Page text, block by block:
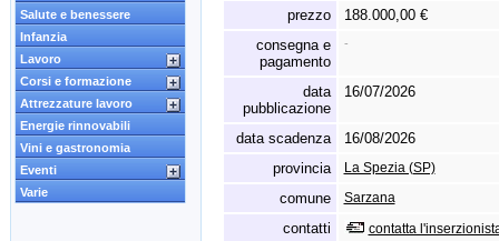
Salute e benessere
Infanzia
Lavoro
Corsi e formazione
Attrezzature lavoro
Energie rinnovabili
Vini e gastronomia
Eventi
Varie
prezzo
188.000,00 €
consegna e
pagamento
-
data
pubblicazione
16/07/2026
data scadenza
16/08/2026
provincia
La Spezia (SP)
comune Sarzana
contatti contatta